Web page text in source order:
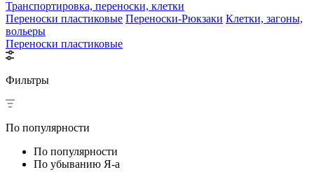
Транспортировка, переноски, клетки
Переноски пластиковые Переноски-Рюкзаки Клетки, загоны,
вольеры
Переноски пластиковые
Фильтры
По популярности
По популярности
По убыванию Я-а